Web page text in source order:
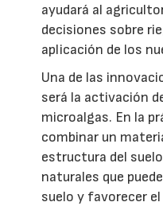
ayudará al
decisiones sobre
aplicación de los
Una de las
será la activación
microalgas. En la
combinar un
estructura del
naturales que
suelo y favorecer